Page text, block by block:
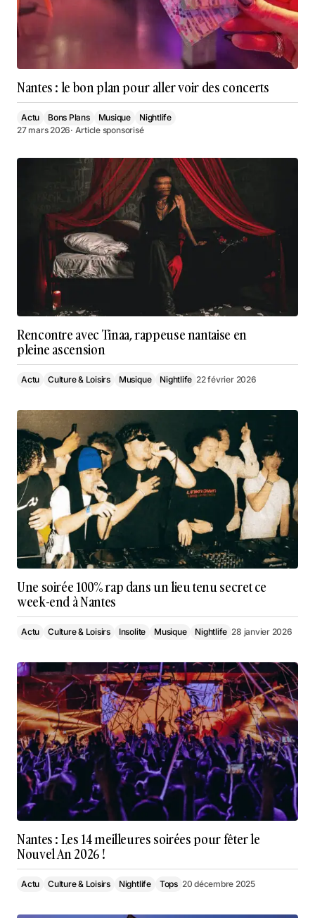
Nantes : le bon plan pour aller voir des concerts
Actu Bons Plans Musique
Nightlife
27 mars 2026· Article sponsorisé
Rencontre avec Tinaa, rappeuse nantaise en
pleine ascension
Actu Culture & Loisirs Musique Nightlife 22 février 2026
Une soirée 100% rap dans un lieu tenu secret ce
week-end à Nantes
Actu Culture & Loisirs Insolite Musique Nightlife 28 janvier 2026
Nantes : Les 14 meilleures soirées pour fêter le
Nouvel An 2026 !
Actu Culture & Loisirs Nightlife Tops 20 décembre 2025